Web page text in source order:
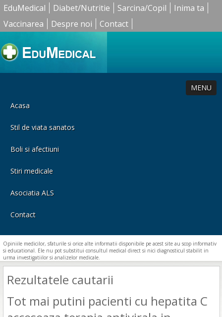
EduMedical Diabet/Nutritie Sarcina/Copil
Inima ta
Vaccinarea
Despre noi Contact
MENU
Acasa
Stil de viata sanatos
Boli si afectiuni
Stiri medicale
Asociatia ALS
Contact
Opiniile medicilor, sfaturile si orice alte informatii disponibile pe acest site au scop informativ
si educational. Ele nu pot substitui consultul medical direct si nici diagnosticul stabilit in
urma investigatiilor si analizelor medicale.
Rezultatele cautarii
Tot mai putini pacienti cu hepatita C